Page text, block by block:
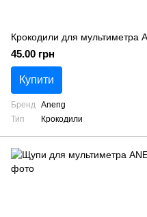
Крокодили для мультиметра
45.00 грн
Купити
Бренд Aneng
Тип
Крокодили